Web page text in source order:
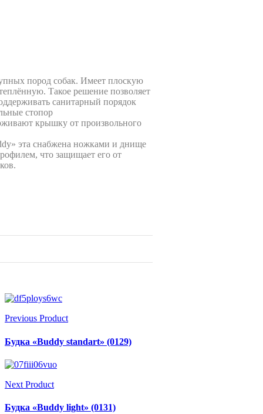
пород собак. Имеет плоскую
Такое решение позволяет
санитарный порядок
стопор
крышку от произвольного
эта снабжена ножками и днище
что защищает его от
Previous Product
Будка «Buddy standart» (0129)
Next Product
Будка «Buddy light» (0131)